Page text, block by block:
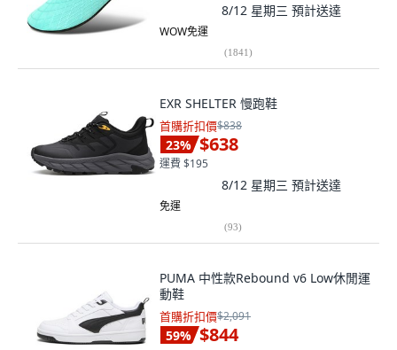
8/12 星期三 預計送達
WOW免運
(1841)
EXR SHELTER 慢跑鞋
首購折扣價$838
23% $638
運費 $195
8/12 星期三 預計送達
免運
(93)
PUMA 中性款Rebound v6 Low休閒運
動鞋
首購折扣價$2,091
59% $844